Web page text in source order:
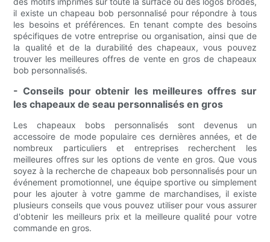
il existe un chapeau bob personnalisé pour répondre à tous
les besoins et préférences. En tenant compte des besoins
spécifiques de votre entreprise ou organisation, ainsi que de
la qualité et de la durabilité des chapeaux, vous pouvez
trouver les meilleures offres de vente en gros de chapeaux
bob personnalisés.
- Conseils pour obtenir les meilleures offres sur
les chapeaux de seau personnalisés en gros
Les chapeaux bobs personnalisés sont devenus un
accessoire de mode populaire ces dernières années, et de
nombreux particuliers et entreprises recherchent les
meilleures offres sur les options de vente en gros. Que vous
soyez à la recherche de chapeaux bob personnalisés pour un
événement promotionnel, une équipe sportive ou simplement
pour les ajouter à votre gamme de marchandises, il existe
plusieurs conseils que vous pouvez utiliser pour vous assurer
d'obtenir les meilleurs prix et la meilleure qualité pour votre
commande en gros.